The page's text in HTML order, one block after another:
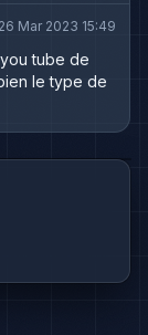
26 Mar 2023 15:49
tube de
le type de